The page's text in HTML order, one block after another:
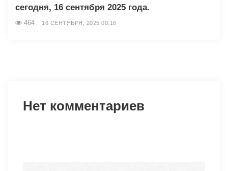
сегодня, 16 сентября 2025 года.
464 16 СЕНТЯБРЯ, 2025 00:16
Нет комментариев